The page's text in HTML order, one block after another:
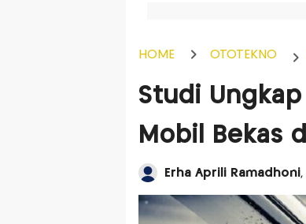
HOME OTOTEKNO
Studi
Mobil Bekas
Erha Aprili Ramadhoni,